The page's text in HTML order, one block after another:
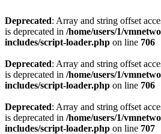
Deprecated: Array and string offset
is deprecated in /home/users/1/
includes/script-loader.php on line 706
Deprecated: Array and string offset
is deprecated in /home/users/1/
includes/script-loader.php on line 706
Deprecated: Array and string offset
is deprecated in /home/users/1/
includes/script-loader.php on line 707